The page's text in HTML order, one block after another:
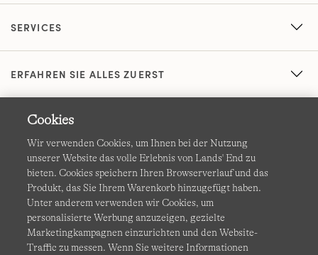
SERVICES
ERFAHREN SIE ALLES ZUERST
Datenschutz & Sicherheit
Cookies Ich möchte auswählen Barrierefreiheit
Cookies
Wir verwenden Cookies, um Ihnen bei der Nutzung
unserer Website das volle Erlebnis von Lands' End zu
bieten. Cookies speichern Ihren Browserverlauf und das
Produkt, das Sie Ihrem Warenkorb hinzugefügt haben.
Unter anderem verwenden wir Cookies, um
personalisierte Werbung anzuzeigen, gezielte
Marketingkampagnen einzurichten und den Website-
Traffic zu messen. Wenn Sie weitere Informationen